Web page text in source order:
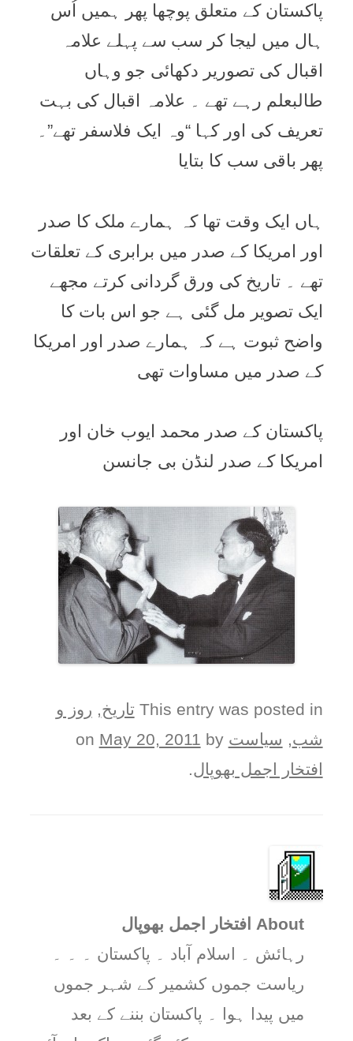
پاکستان کے متعلق پوچھا پھر ہميں اُس
ہال ميں ليجا کر سب سے پہلے علامہ
اقبال کی تصورير دکھائی جو وہاں
طالبعلم رہے تھے ۔ علامہ اقبال کی بہت
تعريف کی اور کہا “وہ ايک فلاسفر تھے”۔
پھر باقی سب کا بتايا
ہاں ايک وقت تھا کہ ہمارے ملک کا صدر
اور امريکا کے صدر ميں برابری کے تعلقات
تھے ۔ تاريخ کی ورق گردانی کرتے مجھے
ايک تصوير مل گئی ہے جو اس بات کا
واضح ثبوت ہے کہ ہمارے صدر اور امريکا
کے صدر ميں مساوات تھی
پاکستان کے صدر محمد ايوب خان اور
امريکا کے صدر لنڈن بی جانسن
This entry was posted in تاریخ, روز و
شب, سیاست on
May 20, 2011 by
افتخار اجمل بھوپال.
About افتخار اجمل بھوپال
رہائش ۔ اسلام آباد ۔ پاکستان ۔ ۔ ۔
ریاست جموں کشمیر کے شہر جموں
میں پیدا ہوا ۔ پاکستان بننے کے بعد